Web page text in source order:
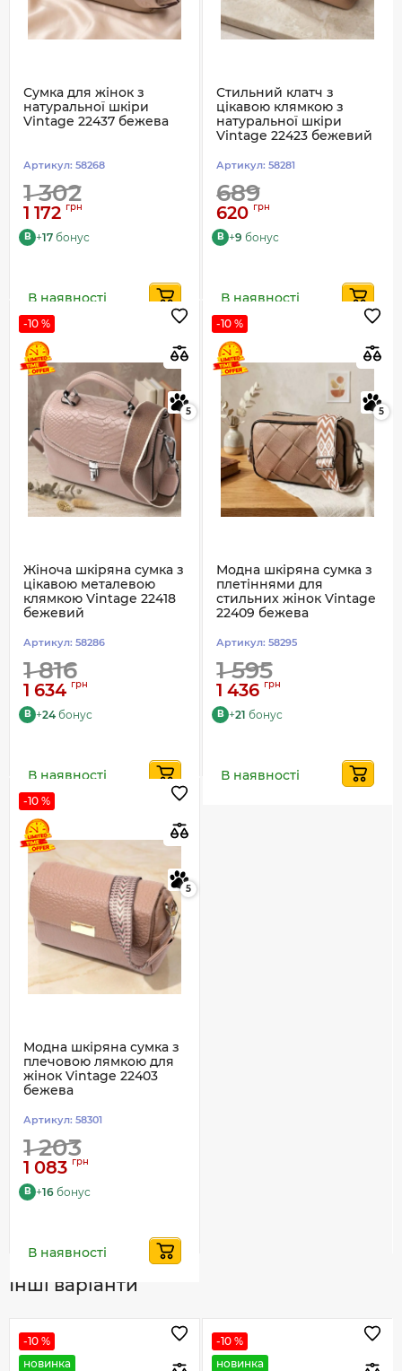
Сумка для жінок з
натуральної шкіри
Vintage 22437 бежева
Артикул: 58268
1 302
1 172 грн
B +17 бонус
В наявності
Стильний клатч з
цікавою клямкою з
натуральної шкіри
Vintage 22423 бежевий
Артикул: 58281
689
620 грн
B +9 бонус
В наявності
-10 %
5
Жіноча шкіряна сумка з
цікавою металевою
клямкою Vintage 22418
бежевий
Артикул: 58286
1 816
1 634 грн
B +24 бонус
В наявності
-10 %
5
Модна шкіряна сумка з
плетіннями для
стильних жінок Vintage
22409 бежева
Артикул: 58295
1 595
1 436 грн
B +21 бонус
В наявності
-10 %
5
Модна шкіряна сумка з
плечовою лямкою для
жінок Vintage 22403
бежева
Артикул: 58301
1 203
1 083 грн
B +16 бонус
В наявності
Інші варіанти
-10 %
новинка
-10 %
новинка